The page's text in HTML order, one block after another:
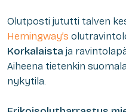
Olutposti jututti talven
Hemingway’s
Korkalaista ja
Aiheena tietenkin
nykytila.